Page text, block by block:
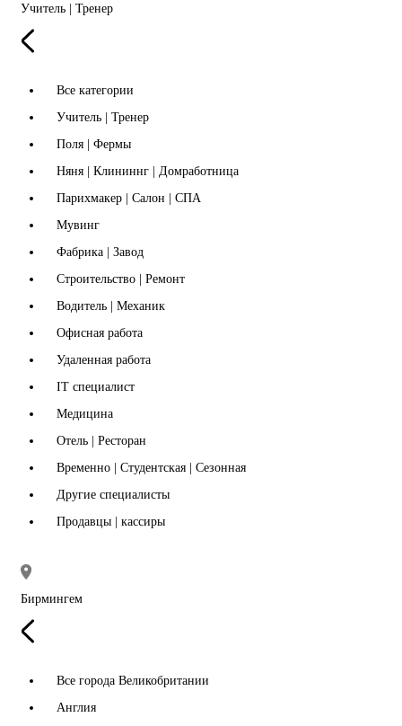
Учитель | Тренер
Все категории
Учитель | Тренер
Поля | Фермы
Няня | Клининнг | Домработница
Парихмакер | Салон | СПА
Мувинг
Фабрика | Завод
Строительство | Ремонт
Водитель | Механик
Офисная работа
Удаленная работа
IT специалист
Медицина
Отель | Ресторан
Временно | Студентская | Сезонная
Другие специалисты
Продавцы | кассиры
Бирмингем
Все города Великобритании
Англия